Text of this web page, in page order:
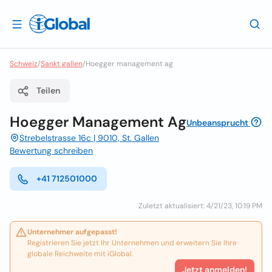
Schweiz/Sankt gallen/Hoegger management ag
Teilen
Hoegger Management AgUnbeansprucht
Strebelstrasse 16c | 9010, St. Gallen
Bewertung schreiben
+41 712501000
Zuletzt aktualisiert: 4/21/23, 10:19 PM
Unternehmer aufgepasst!
Registrieren Sie jetzt Ihr Unternehmen und erweitern Sie Ihre
globale Reichweite mit iGlobal.
Jetzt anmelden!